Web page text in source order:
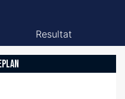
Resultat